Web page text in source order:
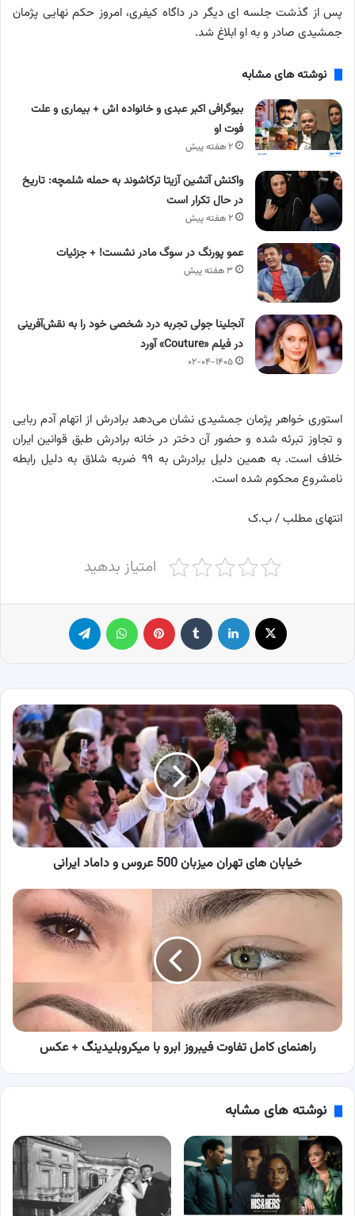
پس از گذشت جلسه ای دیگر در داگاه کیفری، امروز حکم نهایی پژمان
جمشیدی صادر و به او ابلاغ شد.
نوشته های مشابه
بیوگرافی اکبر عبدی و خانواده اش + بیماری و علت
فوت او
۲ هفته پیش
واکنش آتشین آزیتا ترکاشوند به حمله شلمچه: تاریخ
در حال تکرار است
۲ هفته پیش
عمو پورنگ در سوگ مادر نشست! + جزئیات
۳ هفته پیش
آنجلینا جولی تجربه درد شخصی خود را به نقش‌آفرینی
در فیلم «Couture» آورد
۰۲-۰۴-۱۴۰۵
استوری خواهر پژمان جمشیدی نشان می‌دهد برادرش از اتهام آدم ربایی
و تجاوز تبرئه شده و حضور آن دختر در خانه برادرش طبق قوانین ایران
خلاف است. به همین دلیل برادرش به ۹۹ ضربه شلاق به دلیل رابطه
نامشروع محکوم شده است.
انتهای مطلب / ب.ک
امتیاز بدهید
لینکدین ‫تامبلر پینترست
خیابان
های
تهران
میزبان
عروس
و
داماد
ایرانی
خیابان های تهران میزبان 500 عروس و داماد ایرانی
راهنمای
میکروبلیدینگ
عکس
راهنمای کامل تفاوت فیبروز ابرو با میکروبلیدینگ + عکس
نوشته های مشابه